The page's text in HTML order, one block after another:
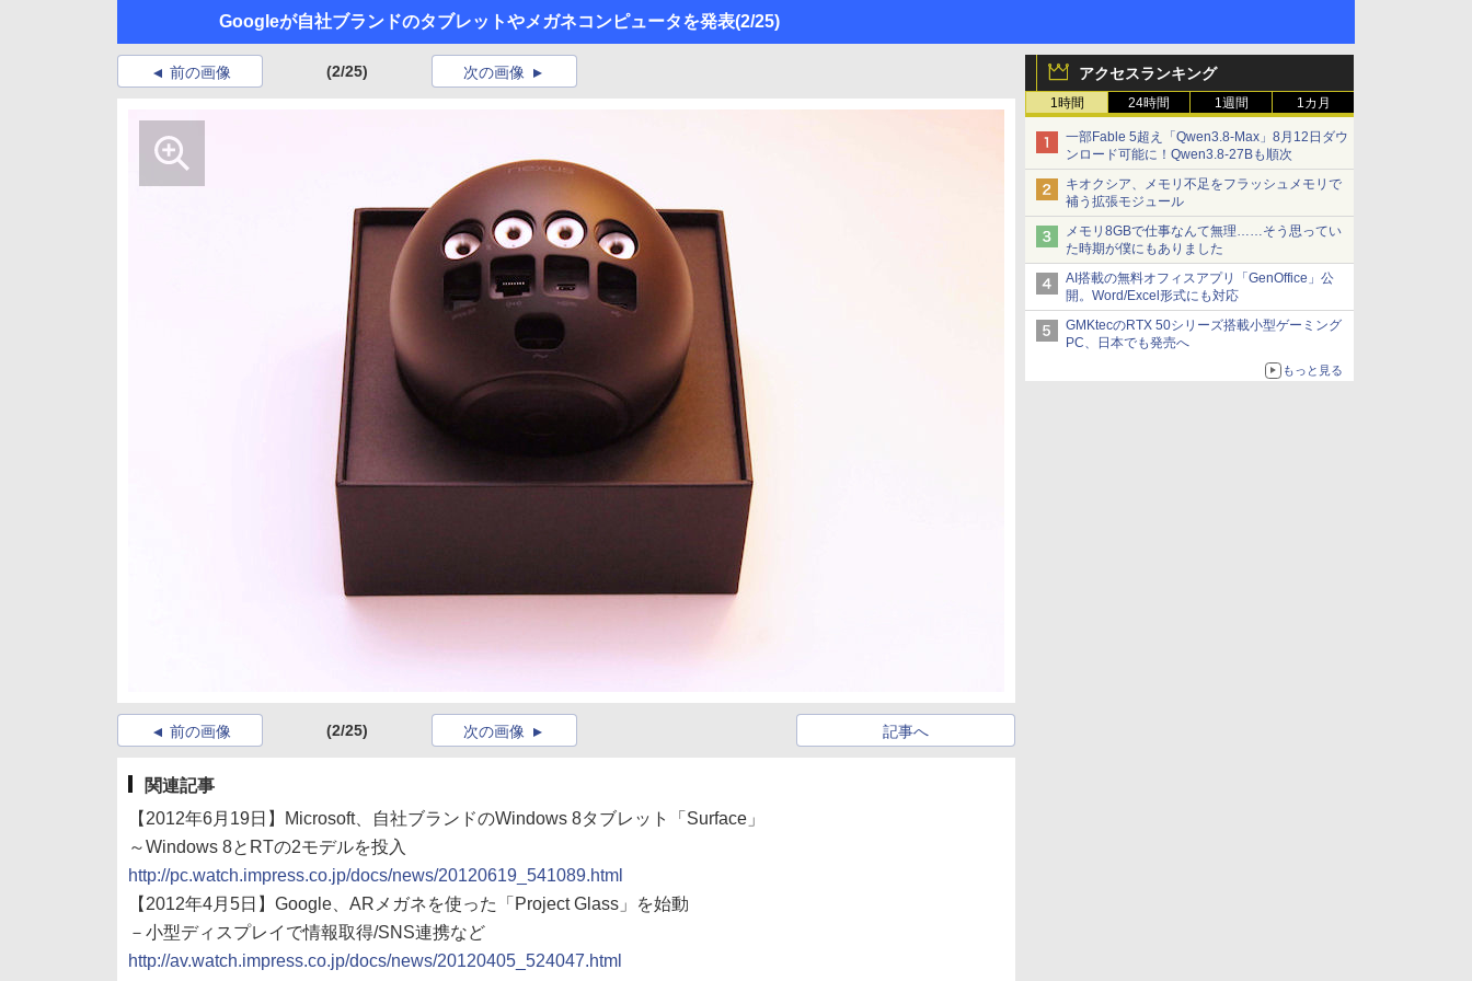
Googleが自社ブランドのタブレットやメガネコンピュータを発表(2/25)
アクセスランキング
1時間 24時間 1週間 1カ月
一部Fable 5超え「Qwen3.8-Max」8月12日ダウ
ンロード可能に！Qwen3.8-27Bも順次
キオクシア、メモリ不足をフラッシュメモリで
補う拡張モジュール
メモリ8GBで仕事なんて無理……そう思ってい
た時期が僕にもありました
AI搭載の無料オフィスアプリ「GenOffice」公
開。Word/Excel形式にも対応
GMKtecのRTX 50シリーズ搭載小型ゲーミング
PC、日本でも発売へ
もっと見る
前の画像 (2/25) 次の画像
前の画像 (2/25) 記事へ
次の画像
関連記事
【2012年6月19日】Microsoft、自社ブランドのWindows 8タブレット「Surface」
～Windows 8とRTの2モデルを投入
http://pc.watch.impress.co.jp/docs/news/20120619_541089.html
【2012年4月5日】Google、ARメガネを使った「Project Glass」を始動
－小型ディスプレイで情報取得/SNS連携など
http://av.watch.impress.co.jp/docs/news/20120405_524047.html